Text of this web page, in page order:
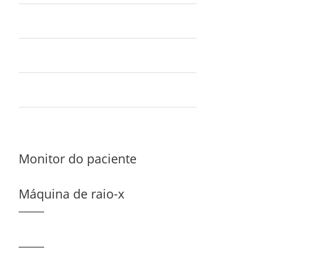
Monitor do paciente
Máquina de raio-x